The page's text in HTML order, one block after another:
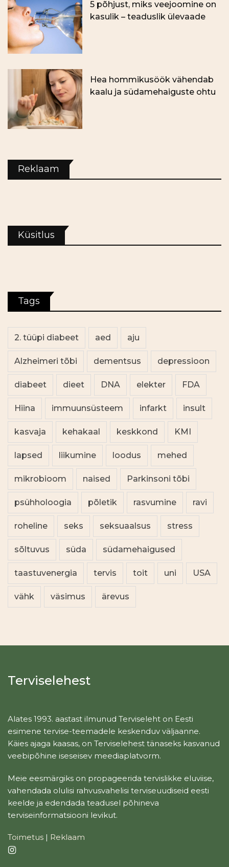
5 põhjust, miks veejoomine on
kasulik – teaduslik ülevaade
Hea hommikusöök vähendab
kaalu ja südamehaiguste ohtu
Reklaam
Küsitlus
Tags
2. tüüpi diabeet aed aju
Alzheimeri tõbi dementsus depressioon
diabeet dieet DNA elekter FDA
Hiina immuunsüsteem infarkt insult
kasvaja kehakaal keskkond KMI
lapsed liikumine loodus mehed
mikrobioom naised Parkinsoni tõbi
psühholoogia põletik rasvumine ravi
roheline seks seksuaalsus stress
sõltuvus süda südamehaigused
taastuvenergia tervis toit uni USA
vähk väsimus ärevus
Terviselehest
Alates 1993. aastast ilmunud Terviseleht on Eesti
esimene tervise-teemadele keskenduv väljaanne.
Käies ajaga kaasas, on Terviselehest tänaseks kasvanud
veebipõhine iseseisev meediaplatvorm.
Meie eesmärgiks on propageerida tervislikke eluviise,
vahendada olulisi rahvusvahelisi terviseuudiseid eesti
keelde ja edendada teadusel põhineva
terviseinformatsiooni levikut.
Toimetus | Reklaam